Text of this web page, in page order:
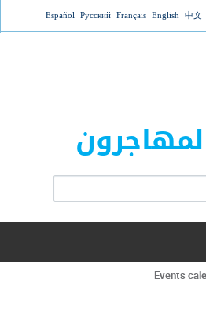
Jump to 中文
English
Français
Русский
Español
Events